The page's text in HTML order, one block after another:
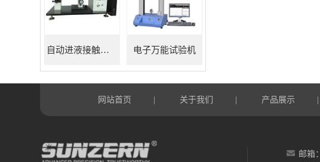
自动进液接触角测量仪 电子万能试验机
网站首页 关于我们 产品展示
邮箱：